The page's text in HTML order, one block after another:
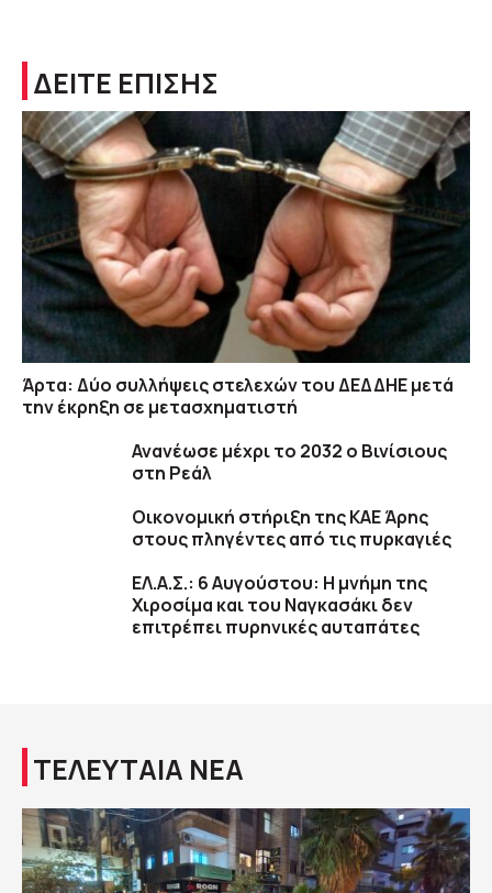
ΔΕΙΤΕ ΕΠΙΣΗΣ
Άρτα: Δύο συλλήψεις στελεχών του ΔΕΔΔΗΕ μετά
την έκρηξη σε μετασχηματιστή
Ανανέωσε μέχρι το 2032 ο Βινίσιους
στη Ρεάλ
Οικονομική στήριξη της ΚΑΕ Άρης
στους πληγέντες από τις πυρκαγιές
ΕΛ.Α.Σ.: 6 Αυγούστου: Η μνήμη της
Χιροσίμα και του Ναγκασάκι δεν
επιτρέπει πυρηνικές αυταπάτες
ΤΕΛΕΥΤΑΙΑ ΝΕΑ